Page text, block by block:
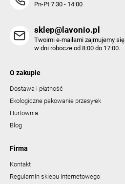
Pn-Pt 7:30 - 14:00
sklep@lavonio.pl
Twoimi e-mailami zajmujemy się
w dni robocze od 8:00 do 17:00.
O zakupie
Dostawa i płatność
Ekologiczne pakowanie przesyłek
Hurtownia
Blog
Firma
Kontakt
Regulamin sklepu internetowego